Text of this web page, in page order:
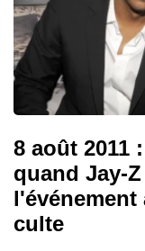
8 août 2011
quand Jay-
l'événement
culte